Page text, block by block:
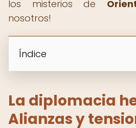
los misterios de
nosotros!
Índice
La diplomacia
Alianzas y